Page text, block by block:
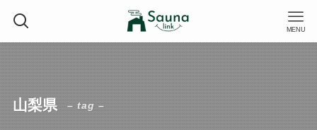
MENU
山梨県 – tag –